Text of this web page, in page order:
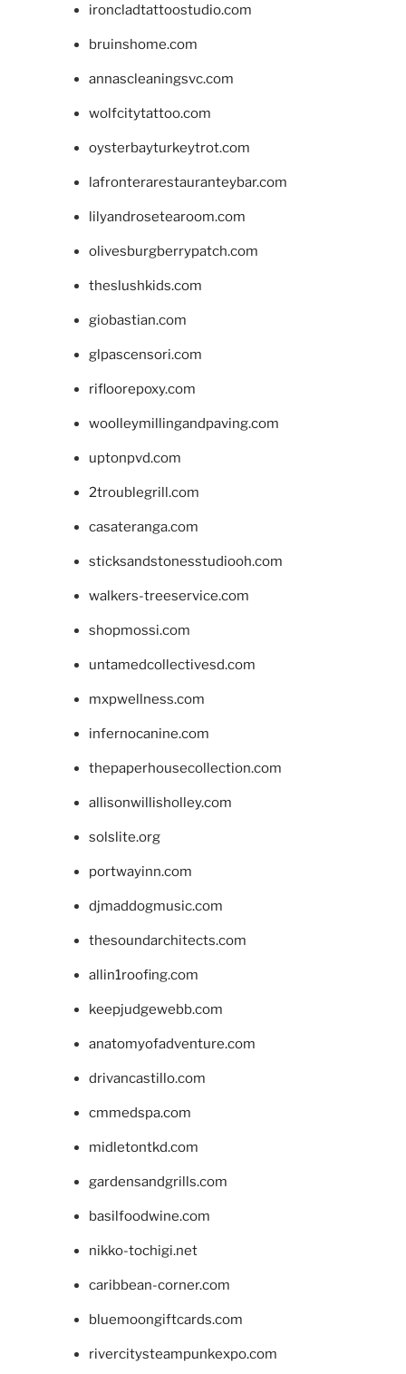
ironcladtattoostudio.com
bruinshome.com
annascleaningsvc.com
wolfcitytattoo.com
oysterbayturkeytrot.com
lafronterarestauranteybar.com
lilyandrosetearoom.com
olivesburgberrypatch.com
theslushkids.com
giobastian.com
glpascensori.com
rifloorepoxy.com
woolleymillingandpaving.com
uptonpvd.com
2troublegrill.com
casateranga.com
sticksandstonesstudiooh.com
walkers-treeservice.com
shopmossi.com
untamedcollectivesd.com
mxpwellness.com
infernocanine.com
thepaperhousecollection.com
allisonwillisholley.com
solslite.org
portwayinn.com
djmaddogmusic.com
thesoundarchitects.com
allin1roofing.com
keepjudgewebb.com
anatomyofadventure.com
drivancastillo.com
cmmedspa.com
midletontkd.com
gardensandgrills.com
basilfoodwine.com
nikko-tochigi.net
caribbean-corner.com
bluemoongiftcards.com
rivercitysteampunkexpo.com